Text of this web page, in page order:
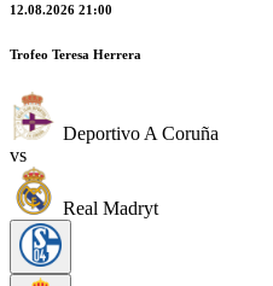
12.08.2026 21:00
Trofeo Teresa Herrera
Deportivo A Coruña
vs
Real Madryt